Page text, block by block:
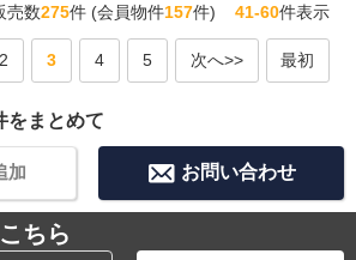
売数275件 (会員物件157件) 41-60件表示
2 3 4 5 次へ>> 最初
をまとめて
お問い合わせ
加
ちら